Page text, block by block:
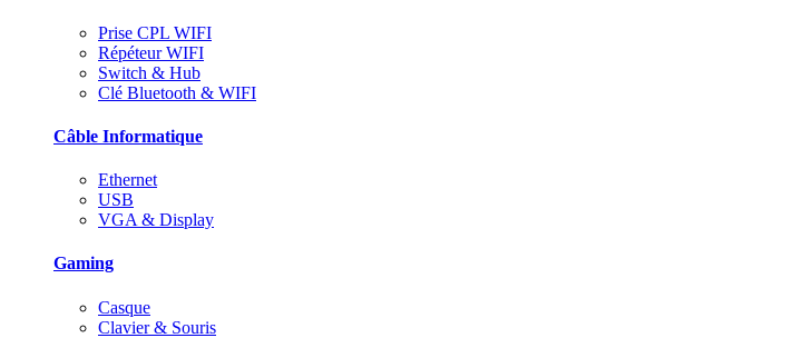
Prise CPL WIFI
Répéteur WIFI
Switch & Hub
Clé Bluetooth & WIFI
Câble Informatique
Ethernet
USB
VGA & Display
Gaming
Casque
Clavier & Souris